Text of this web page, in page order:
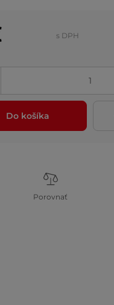
s DPH
Do košíka
Porovnať